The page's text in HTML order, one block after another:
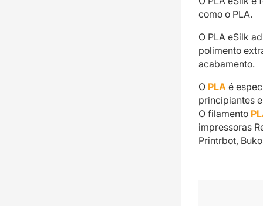
como o PLA.
O PLA eSilk
polimento
acabamento.
O PLA é
principiantes
O filamento
impressoras
Printrbot,